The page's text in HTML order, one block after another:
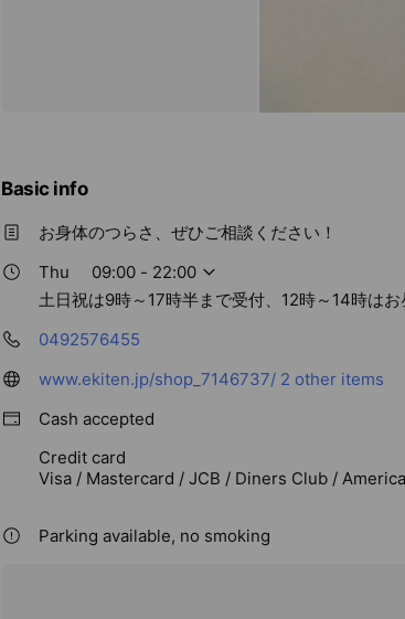
Basic info
お身体のつらさ、ぜひご相談ください！
Thu
09:00 - 22:00
土日祝は9時～17時半まで受付、12時～14時は
0492576455
www.ekiten.jp/shop_7146737/ 2 other items
Cash accepted
Credit card
Visa / Mastercard / JCB / Diners Club /
Parking available, no smoking